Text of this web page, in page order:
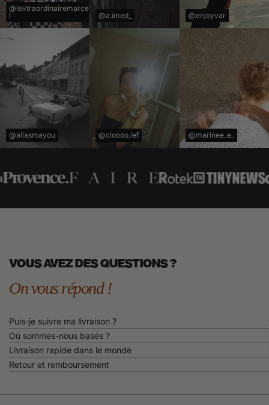
@lextraordinairemarce
l
@a.imed_ @enjoyvar
@aliasmayou @cloooo.lef @marinee_e_
On vous répond !
VOUS AVEZ DES QUESTIONS ?
Puis-je suivre ma livraison ?
Où sommes-nous basés ?
Livraison rapide dans le monde
Retour et remboursement